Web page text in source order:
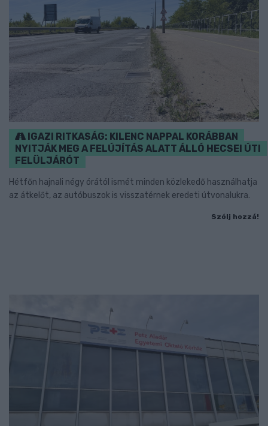
IGAZI RITKASÁG: KILENC NAPPAL KORÁBBAN
NYITJÁK MEG A FELÚJÍTÁS ALATT ÁLLÓ HECSEI ÚTI
FELÜLJÁRÓT
Hétfőn hajnali négy órától ismét minden közlekedő használhatja
az átkelőt, az autóbuszok is visszatérnek eredeti útvonalukra.
Szólj hozzá!